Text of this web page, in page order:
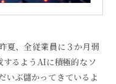
夏、全従業員に３か月弱
るようAIに積極的なソ
いぶ儲かってきているよ